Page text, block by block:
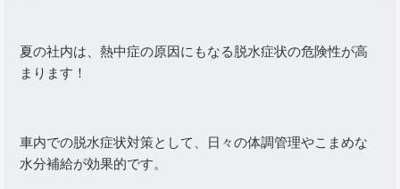
夏の社内は、熱中症の原因にもなる脱水症状の危険性が高
まります！
車内での脱水症状対策として、日々の体調管理やこまめな
水分補給が効果的です。